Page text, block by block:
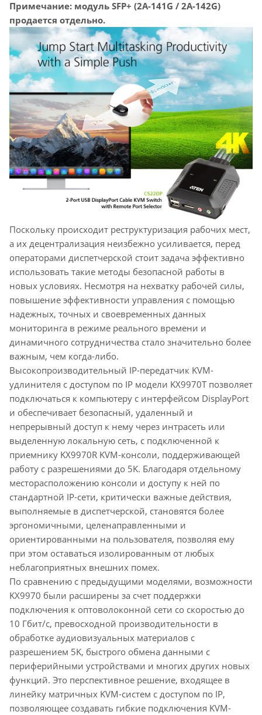
Примечание: модуль SFP+ (2A-141G / 2A-142G)
продается отдельно.
Поскольку происходит реструктуризация рабочих мест,
а их децентрализация неизбежно усиливается, перед
операторами диспетчерской стоит задача эффективно
использовать такие методы безопасной работы в
новых условиях. Несмотря на нехватку рабочей силы,
повышение эффективности управления с помощью
надежных, точных и своевременных данных
мониторинга в режиме реального времени и
динамичного сотрудничества стало значительно более
важным, чем когда-либо.
Высокопроизводительный IP-передатчик KVM-
удлинителя с доступом по IP модели KX9970T позволяет
подключаться к компьютеру c интерфейсом DisplayPort
и обеспечивает безопасный, удаленный и
непрерывный доступ к нему через интрасеть или
выделенную локальную сеть, с подключенной к
приемнику KX9970R KVM-консоли, поддерживающей
работу с разрешениями до 5K. Благодаря отдельному
месторасположению консоли и доступу к ней по
стандартной IP-сети, критически важные действия,
выполняемые в диспетчерской, становятся более
эргономичными, целенаправленными и
ориентированными на пользователя, позволяя ему
при этом оставаться изолированным от любых
неблагоприятных внешних помех.
По сравнению с предыдущими моделями, возможности
KX9970 были расширены за счет поддержки
подключения к оптоволоконной сети со скоростью до
10 Гбит/с, превосходной производительности в
обработке аудиовизуальных материалов с
разрешением 5K, быстрого обмена данными с
периферийными устройствами и многих других новых
функций. Это перспективное решение, входящее в
линейку матричных KVM-систем с доступом по IP,
позволяющее создавать гибкие подключения KVM-